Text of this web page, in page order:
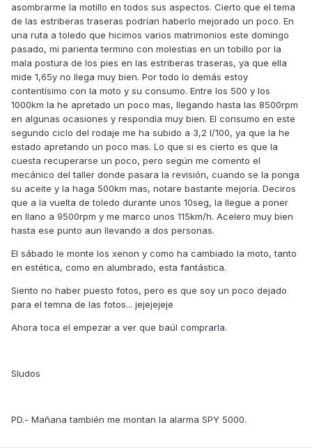
asombrarme la motillo en todos sus aspectos. Cierto que el tema
de las estriberas traseras podrían haberlo mejorado un poco. En
una ruta a toledo que hicimos varios matrimonios este domingo
pasado, mi parienta termino con molestias en un tobillo por la
mala postura de los pies en las estriberas traseras, ya que ella
mide 1,65y no llega muy bien. Por todo lo demás estoy
contentísimo con la moto y su consumo. Entre los 500 y los
1000km la he apretado un poco mas, llegando hasta las 8500rpm
en algunas ocasiones y respondía muy bien. El consumo en este
segundo ciclo del rodaje me ha subido a 3,2 l/100, ya que la he
estado apretando un poco mas. Lo que si es cierto es que la
cuesta recuperarse un poco, pero según me comento el
mecánico del taller donde pasara la revisión, cuando se la ponga
su aceite y la haga 500km mas, notare bastante mejoría. Deciros
que a la vuelta de toledo durante unos 10seg, la llegue a poner
en llano a 9500rpm y me marco unos 115km/h. Acelero muy bien
hasta ese punto aun llevando a dos personas.
El sábado le monte los xenon y como ha cambiado la moto, tanto
en estética, como en alumbrado, esta fantástica.
Siento no haber puesto fotos, pero es que soy un poco dejado
para el temna de las fotos... jejejejeje
Ahora toca el empezar a ver que baúl comprarla.
Sludos
PD.- Mañana también me montan la alarma SPY 5000.